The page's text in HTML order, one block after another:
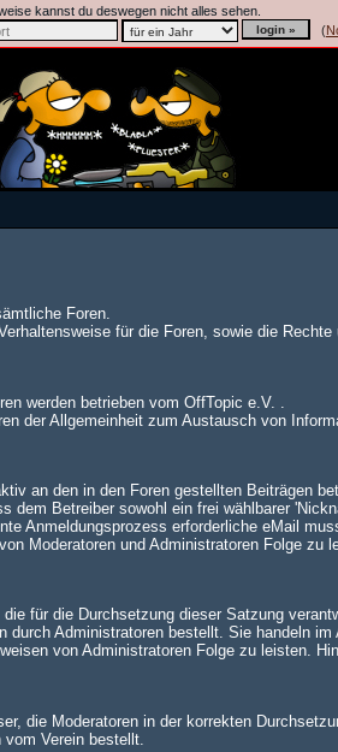
kannst du deswegen nicht alles sehen.
(
Foren.
für die Foren, sowie die
werden betrieben vom OffTopic e.V. .
der Allgemeinheit zum Austausch von
an den in den Foren gestellten Beiträgen
dem Betreiber sowohl ein frei wählbarer
Anmeldungsprozess erforderliche eMail
Moderatoren und Administratoren Folge zu
für die Durchsetzung dieser Satzung
durch Administratoren bestellt. Sie handeln im
von Administratoren Folge zu leisten.
die Moderatoren in der korrekten
Verein bestellt.